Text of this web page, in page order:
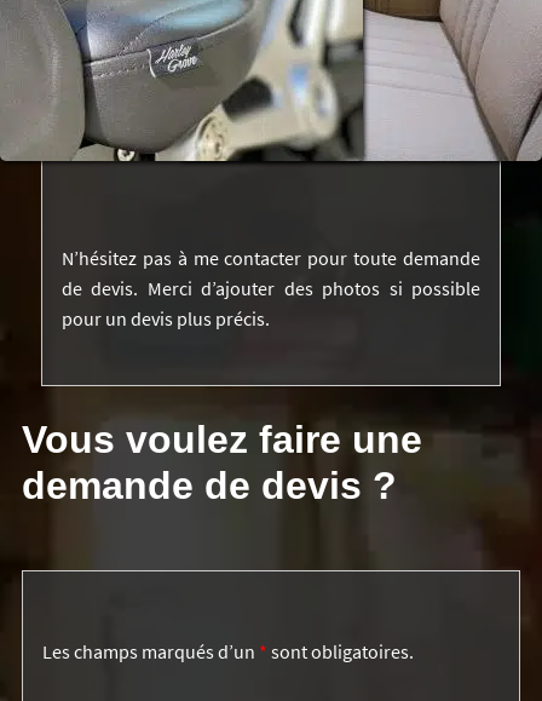
N’hésitez pas à me contacter pour toute demande
de devis. Merci d’ajouter des photos si possible
pour un devis plus précis.
Vous voulez faire une
demande de devis ?
Les champs marqués d’un * sont obligatoires.